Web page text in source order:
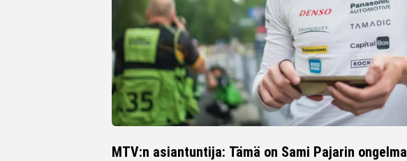
MTV:n asiantuntija: Tämä on Sami Pajarin ongelma